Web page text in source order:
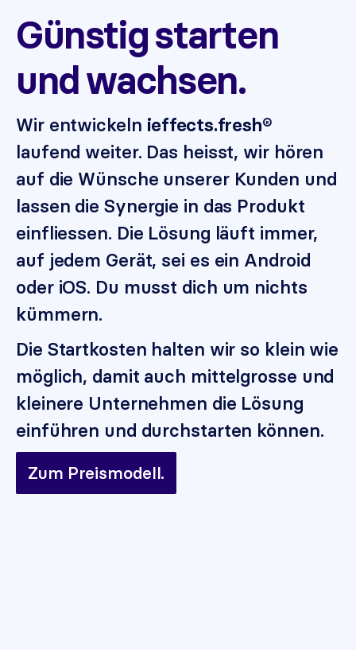
Günstig starten
und wachsen.
Wir entwickeln ieffects.fresh®
laufend weiter. Das heisst, wir hören
auf die Wünsche unserer Kunden und
lassen die Synergie in das Produkt
einfliessen. Die Lösung läuft immer,
auf jedem Gerät, sei es ein Android
oder iOS. Du musst dich um nichts
kümmern.
Die Startkosten halten wir so klein wie
möglich, damit auch mittelgrosse und
kleinere Unternehmen die Lösung
einführen und durchstarten können.
Zum Preismodell.